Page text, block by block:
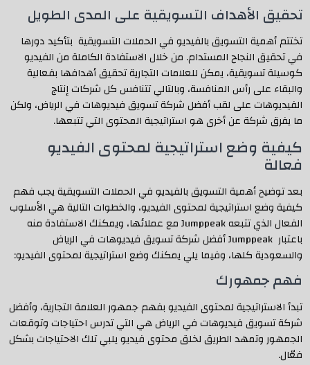
تحقيق الأهداف التسويقية على المدى الطويل
تختتم أهمية التسويق بالفيديو في الحملات التسويقية بتأكيد دورها
في تحقيق النجاح المستدام. من خلال الاستفادة الكاملة من الفيديو
كوسيلة تسويقية، يمكن للعلامات التجارية تحقيق أهدافها بفعالية
والبقاء على رأس المنافسة، وبالتالي تتنافس كل شركات إنتاج
الفيديوهات على لقب أفضل شركة تسويق فيديوهات في الرياض، ولكن
ما يفرق شركة عن أخرى هو استراتيجية المحتوى التي تتبعها.
كيفية وضع استراتيجية لمحتوى الفيديو
فعالة
بعد توضيح أهمية التسويق بالفيديو في الحملات التسويقية يجب فهم
كيفية وضع استراتيجية لمحتوى الفيديو، والخطوات التالية هي الأسلوب
الفعال الذي تتبعه Jumppeak مع عملائها، ويمكنك الاستفادة منه
باعتبار Jumppeak أفضل شركة تسويق فيديوهات في الرياض
والسعودية كلها، وفيما يلي يمكنك وضع استراتيجية لمحتوى الفيديو:
فهم جمهورك
تبدأ الاستراتيجية لمحتوى الفيديو بفهم جمهور العلامة التجارية، وأفضل
شركة تسويق فيديوهات في الرياض هي التي تدرس احتياجات وتوقعات
الجمهور وتمهد الطريق لخلق محتوى فيديو يلبي تلك الاحتياجات بشكل
فعّال.